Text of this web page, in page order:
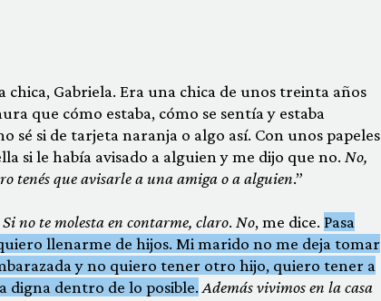
Gabriela. Era una chica de unos treinta años
que cómo estaba, cómo se sentía y estaba
sé si de tarjeta naranja o algo así. Con unos papeles
si le había avisado a alguien y me dijo que no. No,
tenés que avisarle a una amiga o a alguien.”
Si no te molesta en contarme, claro. No, me dice. Pasa
llenarme de hijos. Mi marido no me deja tomar
y no quiero tener otro hijo, quiero tener a
digna dentro de lo posible. Además vivimos en la casa